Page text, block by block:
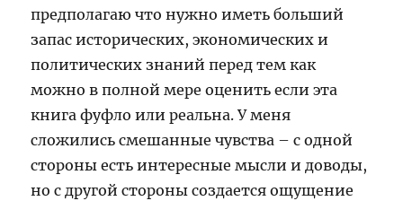
предполагаю что нужно иметь больший
запас исторических, экономических и
политических знаний перед тем как
можно в полной мере оценить если эта
книга фуфло или реальна. У меня
сложились смешанные чувства – с одной
стороны есть интересные мысли и доводы,
но с другой стороны создается ощущение